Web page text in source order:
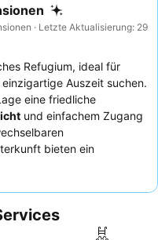
· Letzte Aktualisierung: 29
Refugium, ideal für
einzigartige Auszeit suchen.
eine friedliche
und einfachem Zugang
bieten ein
Personal
Für einen noch
einen der einzigartigen